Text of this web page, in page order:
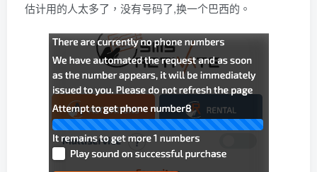
估计用的人太多了，没有号码了,换一个巴西的。